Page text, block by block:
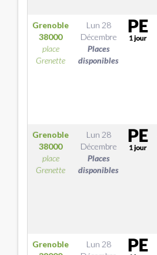
Grenoble
38000
place
Grenette
Lun 28
Décembre
Places
disponibles
Grenoble
38000
place
Grenette
Lun 28
Décembre
Places
disponibles
Grenoble
Lun 28